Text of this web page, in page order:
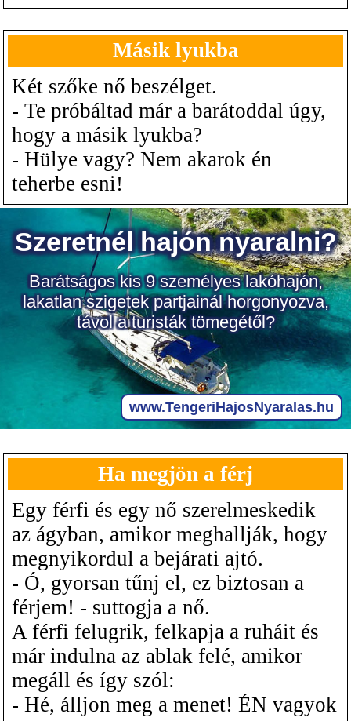
Másik lyukba
Két szőke nő beszélget.
- Te próbáltad már a barátoddal úgy,
hogy a másik lyukba?
- Hülye vagy? Nem akarok én
teherbe esni!
Ha megjön a férj
Egy férfi és egy nő szerelmeskedik
az ágyban, amikor meghallják, hogy
megnyikordul a bejárati ajtó.
- Ó, gyorsan tűnj el, ez biztosan a
férjem! - suttogja a nő.
A férfi felugrik, felkapja a ruháit és
már indulna az ablak felé, amikor
megáll és így szól:
- Hé, álljon meg a menet! ÉN vagyok